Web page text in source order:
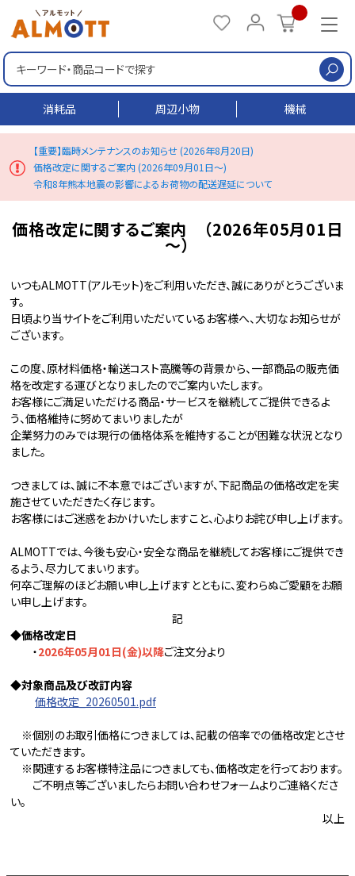
消耗品 周辺小物 機械
【重要】臨時メンテナンスのお知らせ (2026年8月20日)
価格改定に関するご案内 (2026年09月01日～)
令和8年熊本地震の影響によるお荷物の配送遅延について
価格改定に関するご案内 （2026年05月01日
～）
いつもALMOTT(アルモット)をご利用いただき、誠にありがとうございま
す。
日頃より当サイトをご利用いただいているお客様へ、大切なお知らせが
ございます。
この度、原材料価格・輸送コスト高騰等の背景から、一部商品の販売価
格を改定する運びとなりましたのでご案内いたします。
お客様にご満足いただける商品・サービスを継続してご提供できるよ
う、価格維持に努めてまいりましたが
企業努力のみでは現行の価格体系を維持することが困難な状況となり
ました。
つきましては、誠に不本意ではございますが、下記商品の価格改定を実
施させていただきたく存じます。
お客様にはご迷惑をおかけいたしますこと、心よりお詫び申し上げます。
ALMOTTでは、今後も安心・安全な商品を継続してお客様にご提供でき
るよう、尽力してまいります。
何卒ご理解のほどお願い申し上げますとともに、変わらぬご愛顧をお願
い申し上げます。
記
◆価格改定日
・2026年05月01日(金)以降ご注文分より
◆対象商品及び改訂内容
価格改定_20260501.pdf
※個別のお取引価格につきましては、記載の倍率での価格改定とさせ
ていただきます。
※関連するお客様特注品につきましても、価格改定を行っております。
ご不明点等ございましたらお問い合わせフォームよりご連絡くださ
い。
以上